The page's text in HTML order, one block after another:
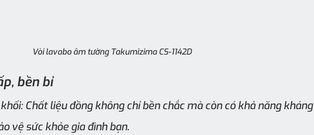
Vòi lavabo âm tường Takumizima CS-1142D
bền bỉ
Chất liệu đồng không chỉ bền chắc mà còn có khả năng kháng
vệ sức khỏe gia đình bạn.